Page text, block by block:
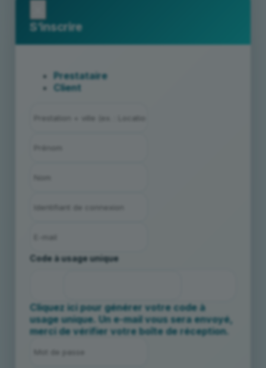
S’inscrire
Prestataire
Client
Code à usage unique
Cliquez ici pour générer votre code à
usage unique. Un e-mail vous sera envoyé,
merci de vérifier votre boîte de réception.